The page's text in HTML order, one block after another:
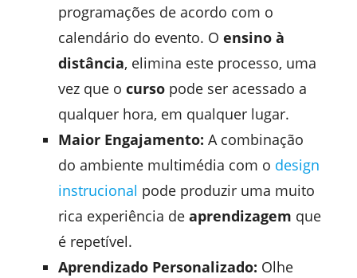
programações de acordo com o
calendário do evento. O ensino à
distância, elimina este processo, uma
vez que o cursopode ser acessado a
qualquer hora, em qualquer lugar.
Maior Engajamento: A combinação
do ambiente multimédia com o design
instrucional pode produzir uma muito
rica experiência de aprendizagem que
é repetível.
Aprendizado Personalizado: Olhe